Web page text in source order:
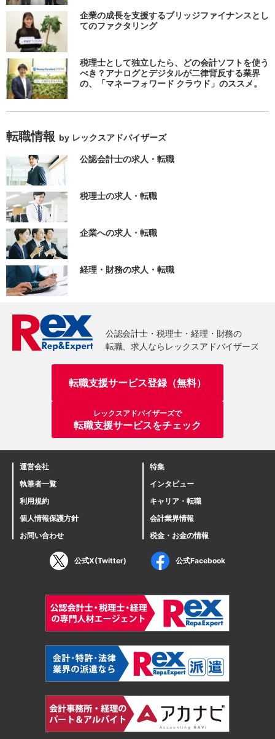
企業の成長を支援するブリッジファイナンスとし
てのファクタリング
税理士として独立したら、どの会計ソフトを使う
べき？アナログとデジタルが二律背反する業界
の、「マネーフォワード クラウド」のススメ。
転職情報 by レックスアドバイザーズ
公認会計士の求人・転職
税理士の求人・転職
企業への求人・転職
経理・財務の求人・転職
転職支援サービス登録（無料）
レックスアドバイザーズで
転職支援サービスをチェック
運営会社
執筆者一覧
利用規約
個人情報保護方針
お問い合わせ
特集
インタビュー
キャリア・転職
会計業界情報
税金・お金の情報
公式X(Twitter) 公式Facebook